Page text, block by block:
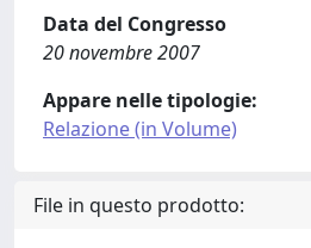
Data del Congresso
20 novembre 2007
Appare nelle tipologie:
Relazione (in Volume)
File in questo prodotto: